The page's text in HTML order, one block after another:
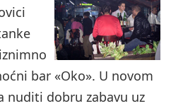
bar «Oko». U novom
nuditi dobru zabavu uz